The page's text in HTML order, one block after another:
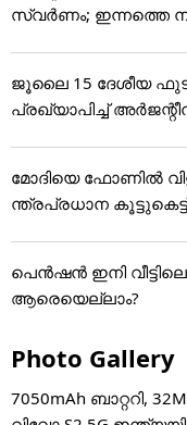
സ്വർണം; ഇന്നത്തെ
ജൂ​ലൈ 15 ദേശീയ
പ്രഖ്യാപിച്ച്
മോദിയെ ഫോണിൽ
ന്ത്രപ്രധാന കൂട്ടുകെട്ട്
പെൻഷൻ ഇനി
ആരെയെല്ലാം?
Photo Gallery
7050mAh ബാറ്ററി,